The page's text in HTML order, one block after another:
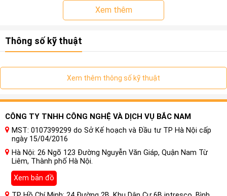
Có lên lắp đặt cửa hít cho ô tô
Xem thêm
Thông số kỹ thuật
Xem thêm thông số kỹ thuật
CÔNG TY TNHH CÔNG NGHỆ VÀ DỊCH VỤ BẮC NAM
MST: 0107399299 do Sở Kế hoạch và Đầu tư TP Hà Nội cấp
ngày 15/04/2016
Hà Nội: 26 Ngõ 123 Đường Nguyễn Văn Giáp, Quận Nam Từ
Liêm, Thành phố Hà Nội.
Xem bản đồ